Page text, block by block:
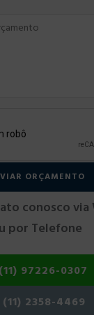
conosco
por Telefone
(11) 97226-0307
(11) 2358-4469